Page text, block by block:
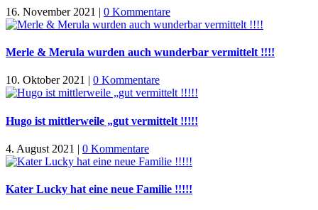
16. November 2021 | 0 Kommentare
Merle & Merula wurden auch wunderbar vermittelt !!!!
10. Oktober 2021 | 0 Kommentare
Hugo ist mittlerweile „gut vermittelt !!!!!
4. August 2021 | 0 Kommentare
Kater Lucky hat eine neue Familie !!!!!